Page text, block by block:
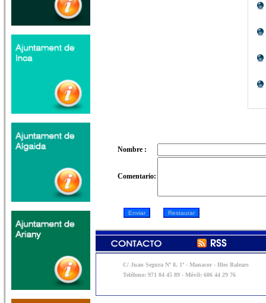
Nombre :
Comentario:
C/ Juan Segura Nº 8, 1º - Manacor - Illes Balears
Teléfono: 971 84 45 89 - Móvil: 606 44 29 76